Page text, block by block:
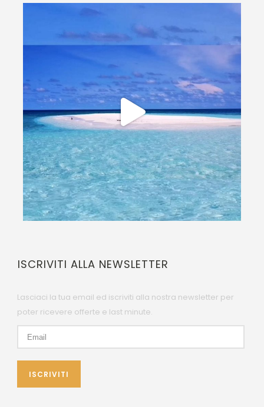
ISCRIVITI ALLA NEWSLETTER
Lasciaci la tua email ed iscriviti alla nostra newsletter per
poter ricevere offerte e last minute.